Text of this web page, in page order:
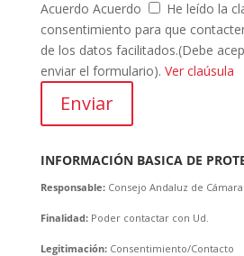
Acuerdo Acuerdo
He leído la
consentimiento para que
de los datos facilitados.(Debe
enviar el formulario). Ver claúsula
Enviar
INFORMACIÓN BASICA DE
Responsable: Consejo Andaluz de
Finalidad: Poder contactar con Ud.
Legitimación: Consentimiento/Contacto